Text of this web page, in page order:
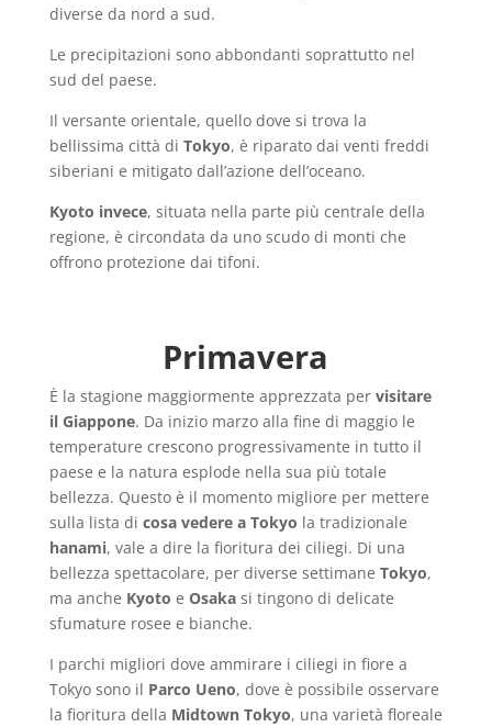
diverse da nord a sud.
Le precipitazioni sono abbondanti soprattutto nel
sud del paese.
Il versante orientale, quello dove si trova la
bellissima città di Tokyo, è riparato dai venti freddi
siberiani e mitigato dall’azione dell’oceano.
Kyoto invece, situata nella parte più centrale della
regione, è circondata da uno scudo di monti che
offrono protezione dai tifoni.
Primavera
È la stagione maggiormente apprezzata per visitare
il Giappone. Da inizio marzo alla fine di maggio le
temperature crescono progressivamente in tutto il
paese e la natura esplode nella sua più totale
bellezza. Questo è il momento migliore per mettere
sulla lista di cosa vedere a Tokyo la tradizionale
hanami, vale a dire la fioritura dei ciliegi. Di una
bellezza spettacolare, per diverse settimane Tokyo,
ma anche Kyoto e Osakasi tingono di delicate
sfumature rosee e bianche.
I parchi migliori dove ammirare i ciliegi in fiore a
Tokyo sono il Parco Ueno, dove è possibile osservare
la fioritura della Midtown Tokyo, una varietà floreale